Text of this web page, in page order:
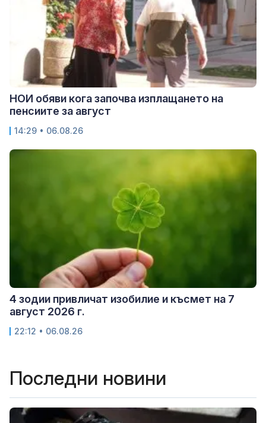
НОИ обяви кога започва изплащането на
пенсиите за август
14:29 • 06.08.26
4 зодии привличат изобилие и късмет на 7
август 2026 г.
22:12 • 06.08.26
Последни новини